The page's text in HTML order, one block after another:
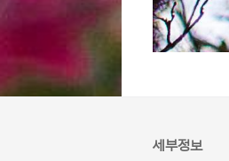
세부정보